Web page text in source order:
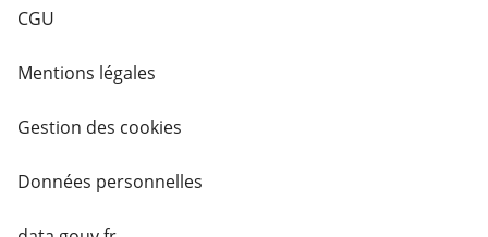
CGU
Mentions légales
Gestion des cookies
Données personnelles